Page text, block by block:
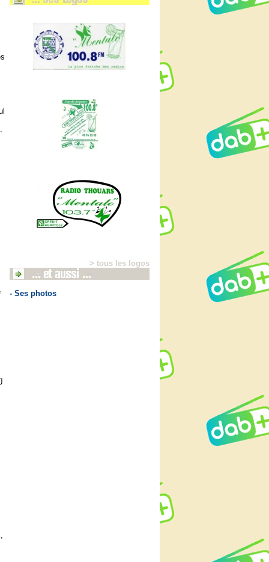
> tous les logos
- Ses photos